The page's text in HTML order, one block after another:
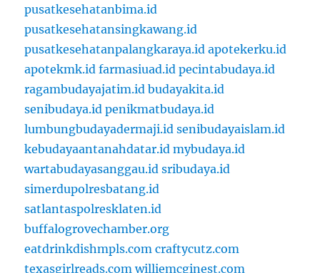
pusatkesehatanbima.id
pusatkesehatansingkawang.id
pusatkesehatanpalangkaraya.id apotekerku.id
apotekmk.id farmasiuad.id pecintabudaya.id
ragambudayajatim.id budayakita.id
senibudaya.id penikmatbudaya.id
lumbungbudayadermaji.id senibudayaislam.id
kebudayaantanahdatar.id mybudaya.id
wartabudayasanggau.id sribudaya.id
simerdupolresbatang.id
satlantaspolresklaten.id
buffalogrovechamber.org
eatdrinkdishmpls.com craftycutz.com
texasgirlreads.com williemcginest.com